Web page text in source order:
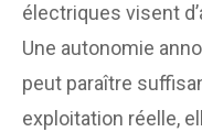
électriques visent
Une autonomie
peut paraître
exploitation réelle,